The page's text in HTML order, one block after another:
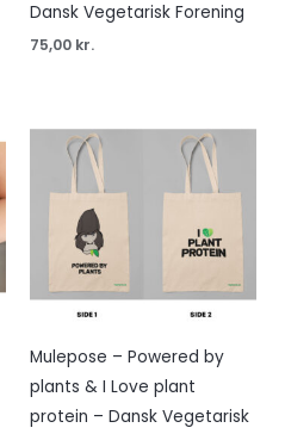
Dansk Vegetarisk Forening
75,00 kr.
Mulepose – Powered by
plants & I Love plant
protein – Dansk Vegetarisk